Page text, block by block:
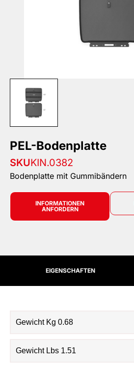
PEL-Bodenplatte
SKUKIN.0382
Bodenplatte mit Gummibändern
INFORMATIONEN
ANFORDERN
EIGENSCHAFTEN
Gewicht Kg 0.68
Gewicht Lbs 1.51